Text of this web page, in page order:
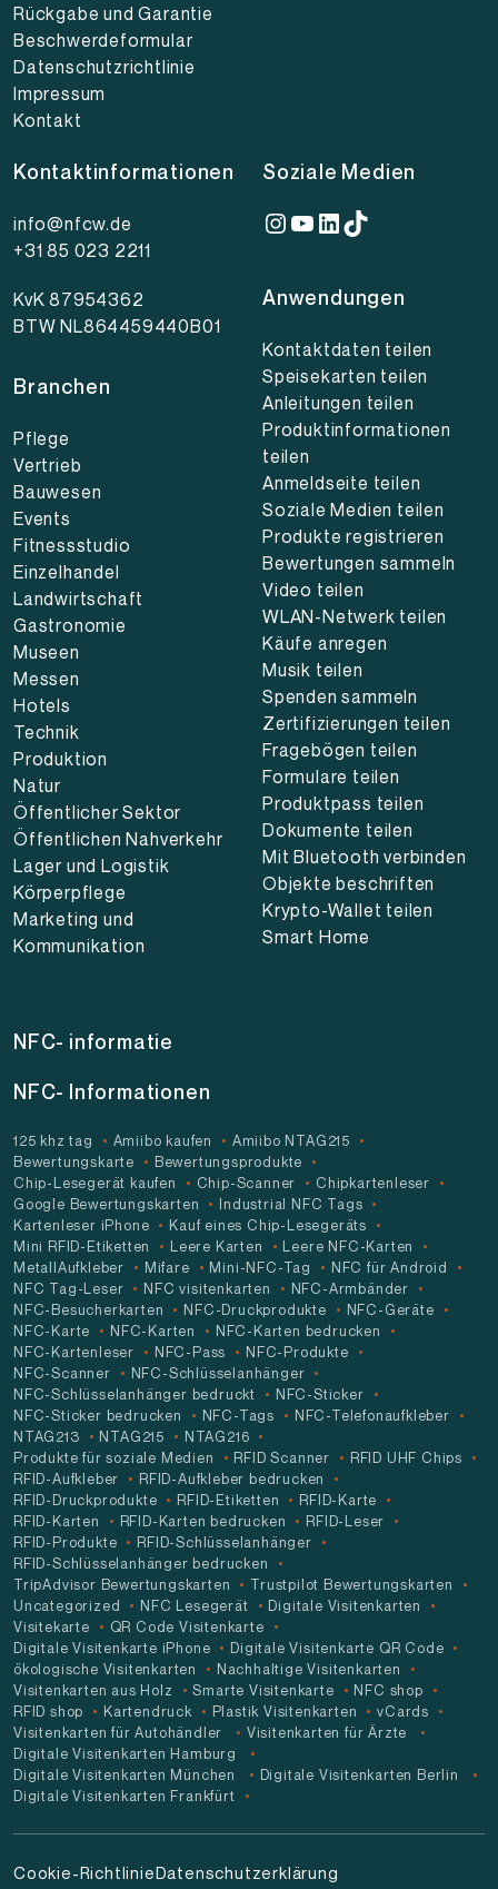
Rückgabe und Garantie
Beschwerdeformular
Datenschutzrichtlinie
Impressum
Kontakt
Kontaktinformationen
info@nfcw.de
+31 85 023 2211
KvK 87954362
BTW NL864459440B01
Branchen
Pflege
Vertrieb
Bauwesen
Events
Fitnessstudio
Einzelhandel
Landwirtschaft
Gastronomie
Museen
Messen
Hotels
Technik
Produktion
Natur
Öffentlicher Sektor
Öffentlichen Nahverkehr
Lager und Logistik
Körperpflege
Marketing und
Kommunikation
Soziale Medien
Instagram
YouTube
LinkedIn
TikTok
Anwendungen
Kontaktdaten teilen
Speisekarten teilen
Anleitungen teilen
Produktinformationen
teilen
Anmeldseite teilen
Soziale Medien teilen
Produkte registrieren
Bewertungen sammeln
Video teilen
WLAN-Netwerk teilen
Käufe anregen
Musik teilen
Spenden sammeln
Zertifizierungen teilen
Fragebögen teilen
Formulare teilen
Produktpass teilen
Dokumente teilen
Mit Bluetooth verbinden
Objekte beschriften
Krypto-Wallet teilen
Smart Home
NFC- informatie
NFC- Informationen
125 khz tag Amiibo kaufen
Amiibo NTAG215
Bewertungskarte
Bewertungsprodukte
Chip-Lesegerät kaufen
Chip-Scanner
Chipkartenleser
Google Bewertungskarten
Industrial NFC Tags
Kartenleser iPhone
Kauf eines Chip-Lesegeräts
Mini RFID-Etiketten
Leere Karten
Leere NFC-Karten
MetallAufkleber
Mifare Mini-NFC-Tag
NFC für Android
NFC Tag-Leser
NFC visitenkarten
NFC-Armbänder
NFC-Besucherkarten
NFC-Druckprodukte
NFC-Geräte
NFC-Karte
NFC-Karten
NFC-Karten bedrucken
NFC-Kartenleser
NFC-Pass
NFC-Produkte
NFC-Scanner
NFC-Schlüsselanhänger
NFC-Schlüsselanhänger bedruckt
NFC-Sticker
NFC-Sticker bedrucken
NFC-Tags
NFC-Telefonaufkleber
NTAG213
NTAG215
NTAG216
Produkte für soziale Medien
RFID Scanner
RFID UHF Chips
RFID-Aufkleber
RFID-Aufkleber bedrucken
RFID-Druckprodukte
RFID-Etiketten
RFID-Karte
RFID-Karten
RFID-Karten bedrucken
RFID-Leser
RFID-Produkte
RFID-Schlüsselanhänger
RFID-Schlüsselanhänger bedrucken
TripAdvisor Bewertungskarten
Trustpilot Bewertungskarten
Uncategorized
NFC Lesegerät
Digitale Visitenkarten
Visitekarte
QR Code Visitenkarte
Digitale Visitenkarte iPhone
Digitale Visitenkarte QR Code
ökologische Visitenkarten
Nachhaltige Visitenkarten
Visitenkarten aus Holz
Smarte Visitenkarte
NFC shop
RFID shop
Kartendruck Plastik Visitenkarten
vCards
Visitenkarten für Autohändler
Visitenkarten für Ärzte
Digitale Visitenkarten Hamburg
Digitale Visitenkarten München
Digitale Visitenkarten Berlin
Digitale Visitenkarten Frankfürt
Cookie-RichtlinieDatenschutzerklärung